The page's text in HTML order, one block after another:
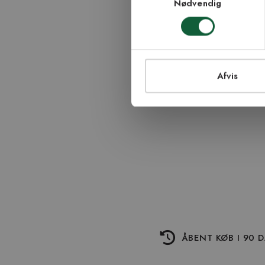
Nødvendig
Afvis
ÅBENT KØB I 90